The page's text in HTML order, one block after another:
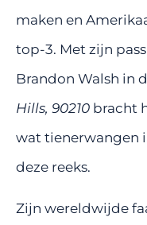
maken en
top-3. Met zijn
Brandon Walsh in
Hills, 90210 bracht
wat tienerwangen
deze reeks.
Zijn wereldwijde